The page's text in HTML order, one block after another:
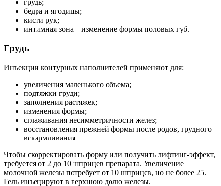
грудь;
бедра и ягодицы;
кисти рук;
интимная зона – изменение формы половых губ.
Грудь
Инъекции контурных наполнителей применяют для:
увеличения маленького объема;
подтяжки груди;
заполнения растяжек;
изменения формы;
сглаживания несимметричности желез;
восстановления прежней формы после родов, грудного
вскармливания.
Чтобы скорректировать форму или получить лифтинг-эффект,
требуется от 2 до 10 шприцев препарата. Увеличение
молочной железы потребует от 10 шприцев, но не более 25.
Гель инъецируют в верхнюю долю железы.